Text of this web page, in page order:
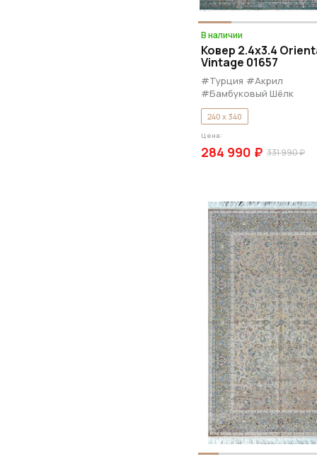
В наличии
Ковер 2.4x3.4
Vintage 01657
#Турция #Акрил
#Бамбуковый Шёлк
240 x 340
Цена:
331 990 ₽
284 990 ₽